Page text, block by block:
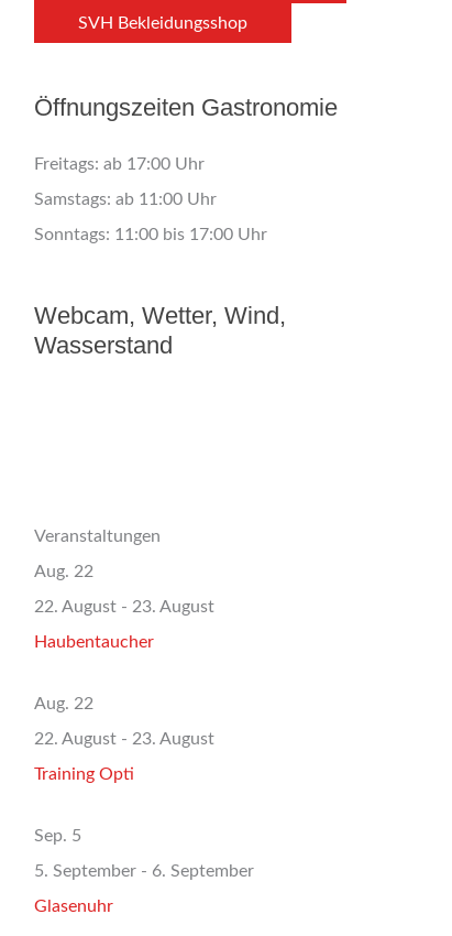
SVH Bekleidungsshop
Öffnungszeiten Gastronomie
Freitags: ab 17:00 Uhr
Samstags: ab 11:00 Uhr
Sonntags: 11:00 bis 17:00 Uhr
Webcam, Wetter, Wind,
Wasserstand
Veranstaltungen
Aug. 22
22. August - 23. August
Haubentaucher
Aug. 22
22. August - 23. August
Training Opti
Sep. 5
5. September - 6. September
Glasenuhr